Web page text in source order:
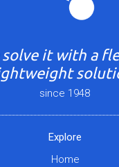
solve it with a
since 1948
Explore
Home